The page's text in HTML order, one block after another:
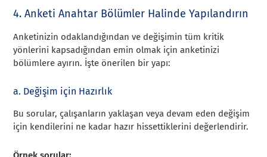
4. Anketi Anahtar Bölümler Halinde Yapılandırın
Anketinizin odaklandığından ve değişimin tüm kritik
yönlerini kapsadığından emin olmak için anketinizi
bölümlere ayırın. İşte önerilen bir yapı:
a. Değişim için Hazırlık
Bu sorular, çalışanların yaklaşan veya devam eden değişim
için kendilerini ne kadar hazır hissettiklerini değerlendirir.